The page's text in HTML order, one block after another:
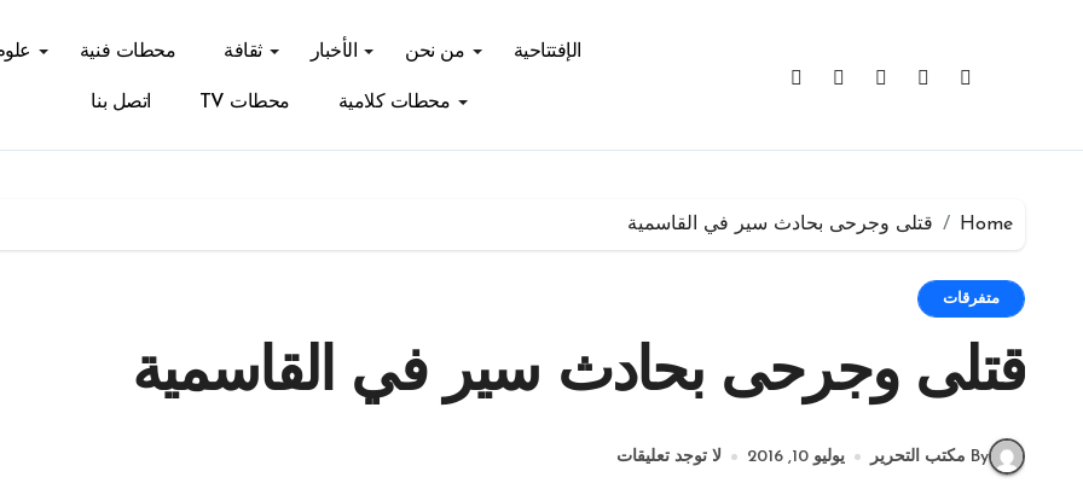
الإفتتاحية من نحن الأخبار ثقافة محطات فنية
محطات كلامية محطات TV اتصل بنا
Home قتلى وجرحى بحادث سير في القاسمية
متفرقات
قتلى وجرحى بحادث سير في القاسمية
By مكتب التحرير يوليو 10, 2016 لا توجد تعليقات